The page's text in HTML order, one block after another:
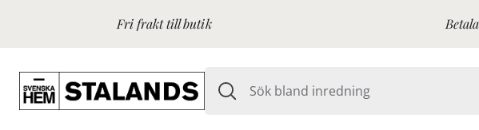
Fri frakt till butik